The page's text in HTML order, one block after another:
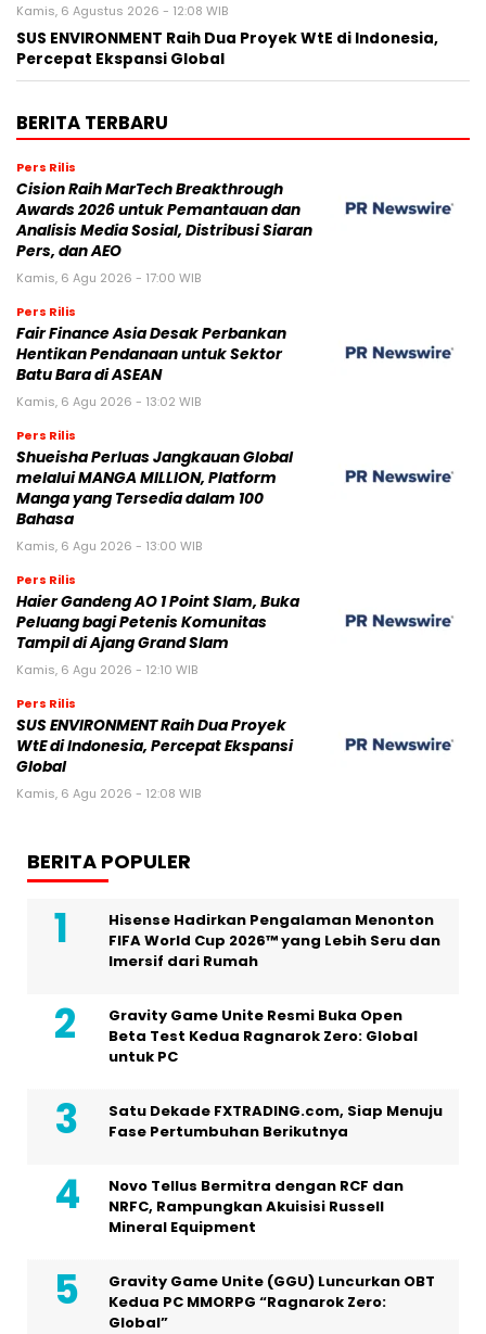
Kamis, 6 Agustus 2026 - 12:08 WIB
SUS ENVIRONMENT Raih Dua Proyek WtE di Indonesia,
Percepat Ekspansi Global
BERITA TERBARU
Pers Rilis
Cision Raih MarTech Breakthrough
Awards 2026 untuk Pemantauan dan
Analisis Media Sosial, Distribusi Siaran
Pers, dan AEO
Kamis, 6 Agu 2026 - 17:00 WIB
Pers Rilis
Fair Finance Asia Desak Perbankan
Hentikan Pendanaan untuk Sektor
Batu Bara di ASEAN
Kamis, 6 Agu 2026 - 13:02 WIB
Pers Rilis
Shueisha Perluas Jangkauan Global
melalui MANGA MILLION, Platform
Manga yang Tersedia dalam 100
Bahasa
Kamis, 6 Agu 2026 - 13:00 WIB
Pers Rilis
Haier Gandeng AO 1 Point Slam, Buka
Peluang bagi Petenis Komunitas
Tampil di Ajang Grand Slam
Kamis, 6 Agu 2026 - 12:10 WIB
Pers Rilis
SUS ENVIRONMENT Raih Dua Proyek
WtE di Indonesia, Percepat Ekspansi
Global
Kamis, 6 Agu 2026 - 12:08 WIB
BERITA POPULER
Hisense Hadirkan Pengalaman Menonton
FIFA World Cup 2026™ yang Lebih Seru dan
Imersif dari Rumah
Gravity Game Unite Resmi Buka Open
Beta Test Kedua Ragnarok Zero: Global
untuk PC
Satu Dekade FXTRADING.com, Siap Menuju
Fase Pertumbuhan Berikutnya
Novo Tellus Bermitra dengan RCF dan
NRFC, Rampungkan Akuisisi Russell
Mineral Equipment
Gravity Game Unite (GGU) Luncurkan OBT
Kedua PC MMORPG “Ragnarok Zero:
Global”